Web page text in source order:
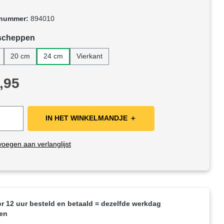
894010
20 cm 24 cm Vierkant
IN HET WINKELMANDJE ＋
aan verlanglijst
12 uur besteld en betaald = dezelfde werkdag